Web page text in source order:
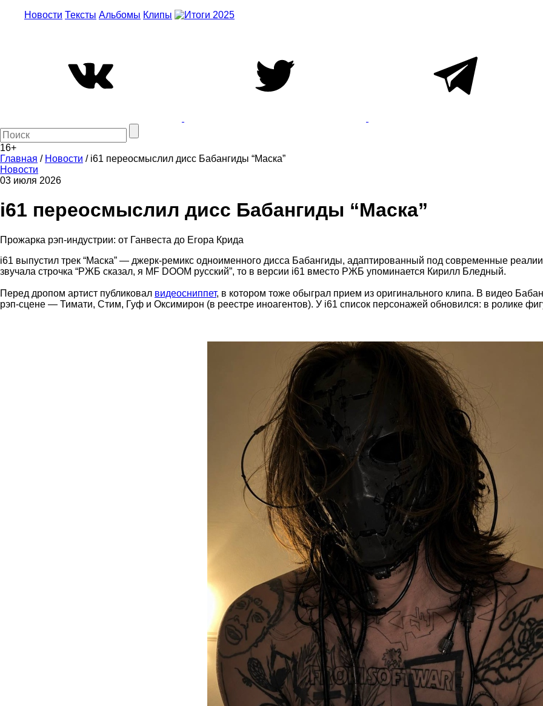
Новости Тексты Альбомы Клипы
16+
Главная / Новости / i61 переосмыслил дисс Бабангиды “Маска”
Новости
03 июля 2026
i61 переосмыслил дисс Бабангиды “Маска”
Прожарка рэп-индустрии: от Ганвеста до Егора Крида
i61 выпустил трек “Маска” — джерк-ремикс одноименного дисса Бабангиды, адаптированный под современные
звучала строчка “РЖБ сказал, я MF DOOM русский”, то в версии i61 вместо РЖБ упоминается Кирилл Бледный.
Перед дропом артист публиковал видеосниппет, в котором тоже обыграл прием из оригинального клипа. В видео
рэп-сцене — Тимати, Стим, Гуф и Оксимирон (в реестре иноагентов). У i61 список персонажей обновился: в ролике